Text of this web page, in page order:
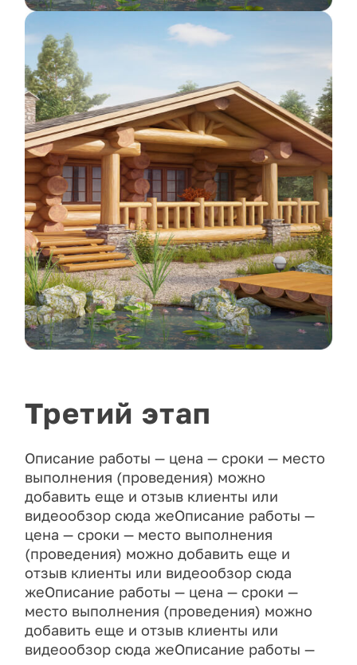
Третий этап
Описание работы — цена — сроки — место
выполнения (проведения) можно
добавить еще и отзыв клиенты или
видеообзор сюда жеОписание работы —
цена — сроки — место выполнения
(проведения) можно добавить еще и
отзыв клиенты или видеообзор сюда
жеОписание работы — цена — сроки —
место выполнения (проведения) можно
добавить еще и отзыв клиенты или
видеообзор сюда жеОписание работы —